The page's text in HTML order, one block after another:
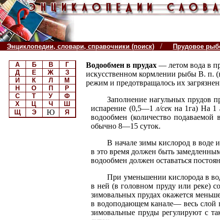
Энциклопедии, словари, справочники (поиск) / Прудовое
А Б В
Г
Д
Е Ж
З
И
К Л
М
Н
О П
Р
С
Т У
Ф
Х
Ц Ч
Ш
Щ
Э Ю Я
Водообмен в прудах — летом вода в
искусственном кормлении рыбы В. п.
режим и предотвращалось их
Заполнение нагульных прудов
испарение (0,5—1 л/сек на 1га) На 1
водообмен (количество
обычно 8—15 суток.
В начале зимы кислород в воде
в это время должен быть
водообмен должен оставаться
При уменьшении кислорода в
в ней (в головном пруду или реке)
зимовальных прудах окажется
в водоподающем канале— весь слой
зимовальные пруды регулируют с